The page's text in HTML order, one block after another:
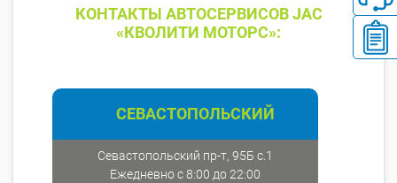
КОНТАКТЫ АВТОСЕРВИСОВ JAC
«КВОЛИТИ МОТОРС»:
СЕВАСТОПОЛЬСКИЙ
Севастопольский пр-т, 95Б с.1
Ежедневно с 8:00 до 22:00